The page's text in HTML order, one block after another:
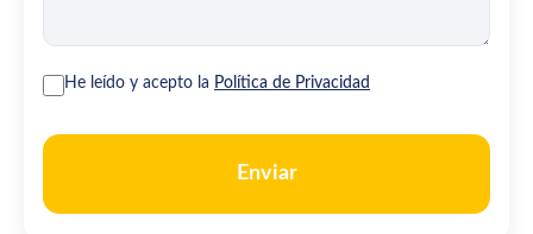
He leído y acepto la Política de Privacidad
Enviar